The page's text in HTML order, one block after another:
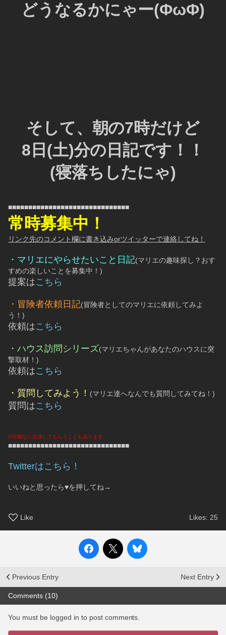
どうなるかにゃー(ΦωΦ)
そして、朝の7時だけど
8日(土)分の日記です！！
(寝落ちしたにゃ)
■■■■■■■■■■■■■■■■■■■■■■■■■■■■■■
常時募集中！
リンク先のコメント欄に書き込みorツイッターで連絡してね！
・マリエにやらせたいこと日記(マリエの趣味探し？おす
すめの楽しいことを募集中！)
提案はこちら
・冒険者依頼日記(冒険者としてのマリエに依頼してみよ
う！)
依頼はこちら
・ハウス訪問シリーズ(マリエちゃんがあなたのハウスに突
撃取材！)
依頼はこちら
・質問してみよう！ (マリエ達へなんでも質問してみてね！)
質問はこちら
※可能なら出演してもらうこともあります
■■■■■■■■■■■■■■■■■■■■■■■■■■■■■■
Twitterはこちら！
いいねと思ったら♥を押してね→
Like Likes:25
Previous Entry Next Entry
Comments (10)
You must be logged in to post comments.